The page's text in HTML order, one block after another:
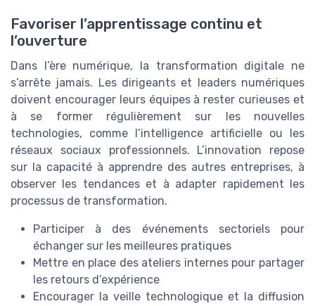
Favoriser l’apprentissage continu et
l’ouverture
Dans l’ère numérique, la transformation digitale ne
s’arrête jamais. Les dirigeants et leaders numériques
doivent encourager leurs équipes à rester curieuses et
à se former régulièrement sur les nouvelles
technologies, comme l’intelligence artificielle ou les
réseaux sociaux professionnels. L’innovation repose
sur la capacité à apprendre des autres entreprises, à
observer les tendances et à adapter rapidement les
processus de transformation.
Participer à des événements sectoriels pour
échanger sur les meilleures pratiques
Mettre en place des ateliers internes pour partager
les retours d’expérience
Encourager la veille technologique et la diffusion